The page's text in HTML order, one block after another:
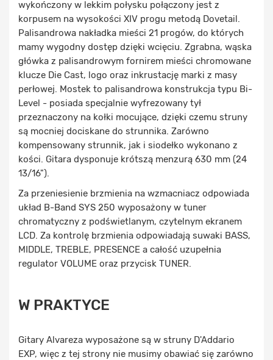
wykończony w lekkim połysku połączony jest z
korpusem na wysokości XIV progu metodą Dovetail.
Palisandrowa nakładka mieści 21 progów, do których
mamy wygodny dostęp dzięki wcięciu. Zgrabna, wąska
główka z palisandrowym fornirem mieści chromowane
klucze Die Cast, logo oraz inkrustację marki z masy
perłowej. Mostek to palisandrowa konstrukcja typu Bi-
Level - posiada specjalnie wyfrezowany tył
przeznaczony na kołki mocujące, dzięki czemu struny
są mocniej dociskane do strunnika. Zarówno
kompensowany strunnik, jak i siodełko wykonano z
kości. Gitara dysponuje krótszą menzurą 630 mm (24
13/16").
Za przeniesienie brzmienia na wzmacniacz odpowiada
układ B-Band SYS 250 wyposażony w tuner
chromatyczny z podświetlanym, czytelnym ekranem
LCD. Za kontrolę brzmienia odpowiadają suwaki BASS,
MIDDLE, TREBLE, PRESENCE a całość uzupełnia
regulator VOLUME oraz przycisk TUNER.
W PRAKTYCE
Gitary Alvareza wyposażone są w struny D'Addario
EXP, więc z tej strony nie musimy obawiać się zarówno